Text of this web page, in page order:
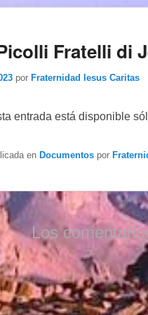
Fratelli di
por Fraternidad Iesus Caritas
entrada está disponible
en Documentos por
Los